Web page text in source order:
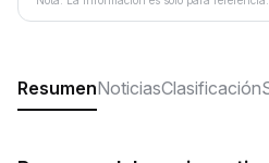
ResumenNoticiasClasificación